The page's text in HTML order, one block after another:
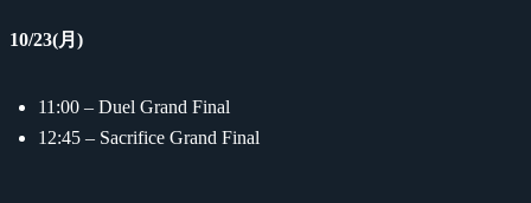
10/23(月)
11:00 – Duel Grand Final
12:45 – Sacrifice Grand Final